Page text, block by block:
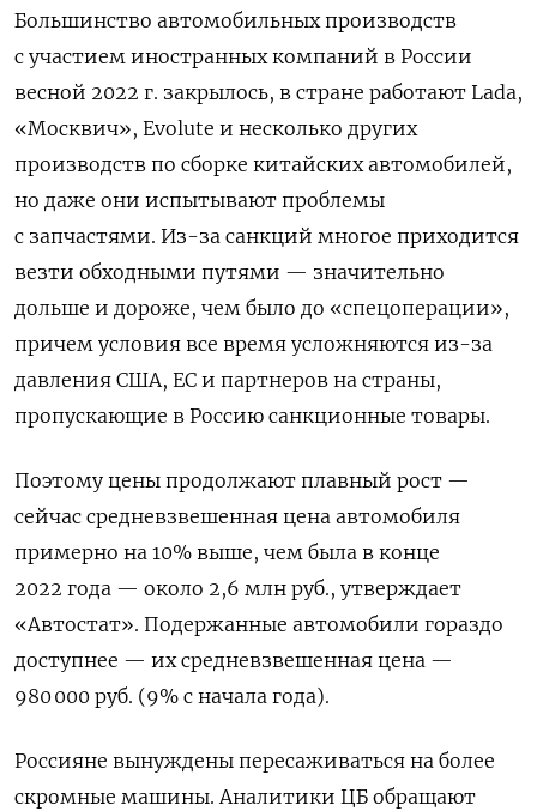
Большинство автомобильных производств
с участием иностранных компаний в России
весной 2022 г. закрылось, в стране работают Lada,
«Москвич», Evolute и несколько других
производств по сборке китайских автомобилей,
но даже они испытывают проблемы
с запчастями. Из-за санкций многое приходится
везти обходными путями — значительно
дольше и дороже, чем было до «спецоперации»,
причем условия все время усложняются из-за
давления США, ЕС и партнеров на страны,
пропускающие в Россию санкционные товары.
Поэтому цены продолжают плавный рост —
сейчас средневзвешенная цена автомобиля
примерно на 10% выше, чем была в конце
2022 года — около 2,6 млн руб., утверждает
«Автостат». Подержанные автомобили гораздо
доступнее — их средневзвешенная цена —
980 000 руб. (9% с начала года).
Россияне вынуждены пересаживаться на более
скромные машины. Аналитики ЦБ обращают